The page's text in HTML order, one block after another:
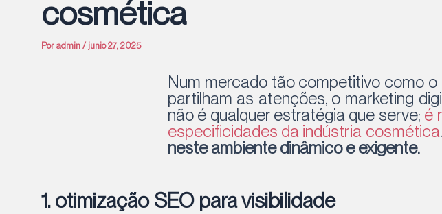
cosmética
Por admin / junio 27, 2025
Num mercado tão competitivo como
partilham as atenções, o marketing
não é qualquer estratégia que serve; é
especificidades da indústria cosmética
neste ambiente dinâmico e exigente.
1. otimização SEO para visibilidade